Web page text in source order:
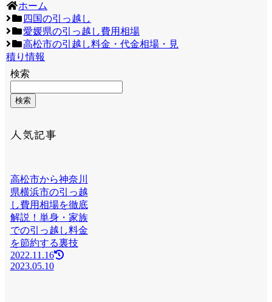
ホーム
四国の引っ越し
愛媛県の引っ越し費用相場
高松市の引越し料金・代金相場・見
積り情報
検索
検索
人気記事
高松市から神奈川
県横浜市の引っ越
し費用相場を徹底
解説！単身・家族
での引っ越し料金
を節約する裏技
2022.11.16
2023.05.10